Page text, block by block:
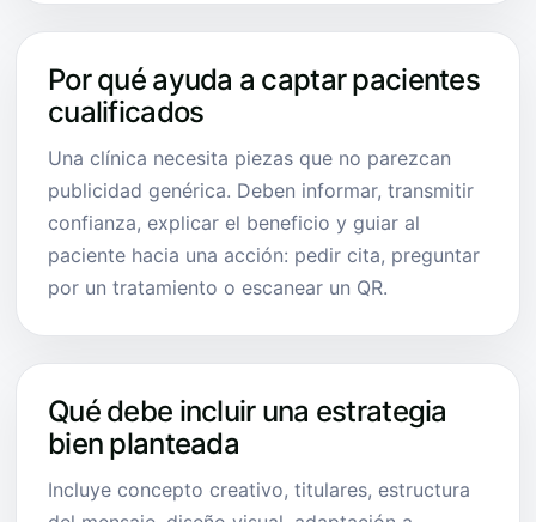
Por qué ayuda a captar pacientes
cualificados
Una clínica necesita piezas que no parezcan
publicidad genérica. Deben informar, transmitir
confianza, explicar el beneficio y guiar al
paciente hacia una acción: pedir cita, preguntar
por un tratamiento o escanear un QR.
Qué debe incluir una estrategia
bien planteada
Incluye concepto creativo, titulares, estructura